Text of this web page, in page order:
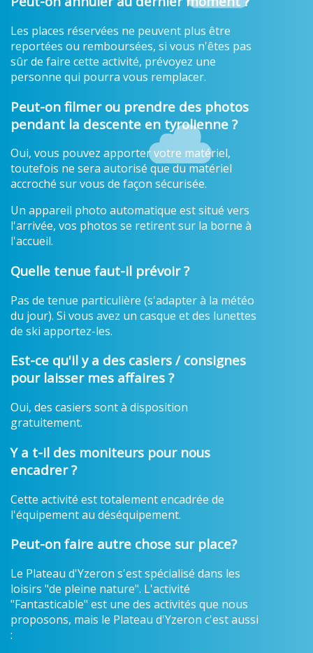
Les places réservées ne peuvent plus être
reportées ou remboursées, si vous n'êtes pas
sûr de faire cette activité, prévoyez une
personne qui pourra vous remplacer.
Peut-on filmer ou prendre des photos
pendant la descente en tyrolienne ?
Oui, vous pouvez apporter votre matériel,
toutefois ne sera autorisé que du matériel
accroché sur vous de façon sécurisée.
Un appareil photo automatique est situé vers
l'arrivée, vos photos se retirent sur la borne à
l'accueil.
Quelle tenue faut-il prévoir ?
Pas de tenue particulière (s'adapter à la météo
du jour). Si vous avez un casque et des lunettes
de ski apportez-les.
Est-ce qu'il y a des casiers / consignes
pour laisser mes affaires ?
Oui, des casiers sont à disposition
gratuitement.
Y a t-il des moniteurs pour nous
encadrer ?
Cette activité est totalement encadrée de
l'équipement au déséquipement.
Peut-on faire autre chose sur place?
Le Plateau d'Yzeron s'est spécialisé dans les
loisirs "de pleine nature". L'activité
"Fantasticable" est une des activités que nous
proposons, mais le Plateau d'Yzeron c'est aussi
: